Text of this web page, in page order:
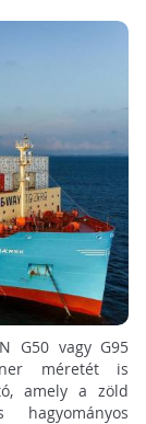
G50 vagy G95
méretét is
amely a zöld